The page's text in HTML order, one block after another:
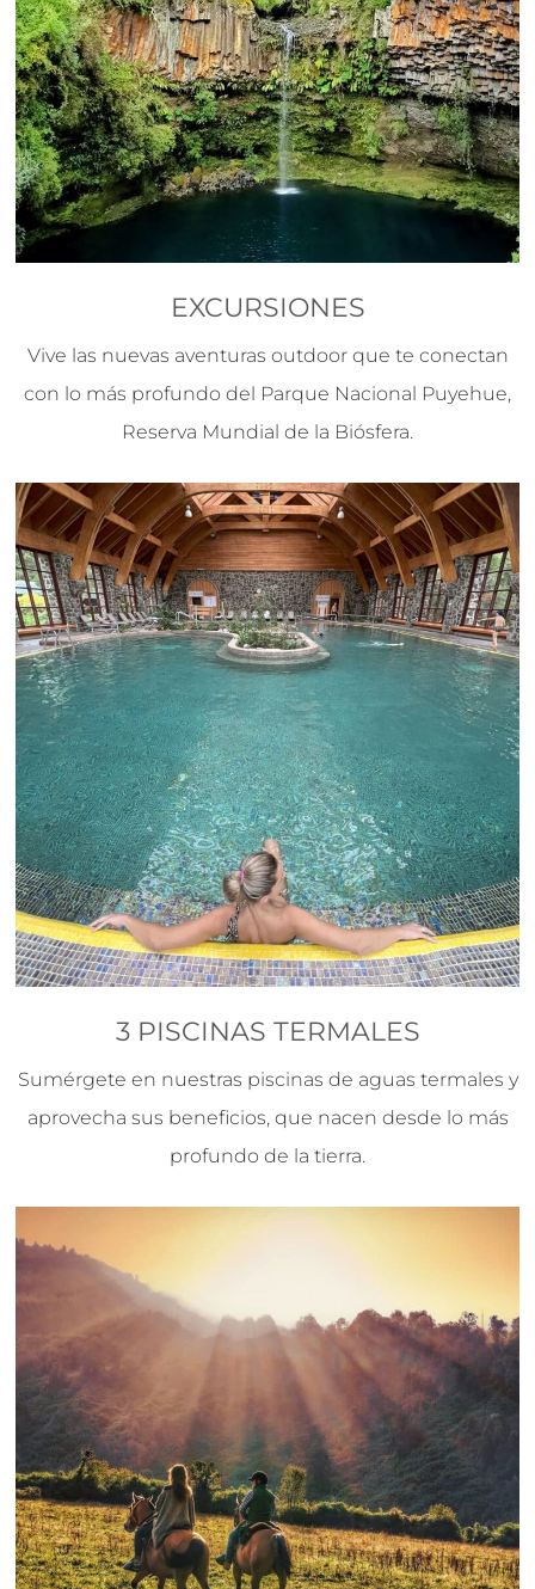
EXCURSIONES
Vive las nuevas aventuras outdoor que te conectan
con lo más profundo del Parque Nacional Puyehue,
Reserva Mundial de la Biósfera.
3 PISCINAS TERMALES
Sumérgete en nuestras piscinas de aguas termales y
aprovecha sus beneficios, que nacen desde lo más
profundo de la tierra.